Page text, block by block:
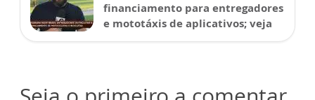
financiamento para entregadores
e mototáxis de aplicativos; veja